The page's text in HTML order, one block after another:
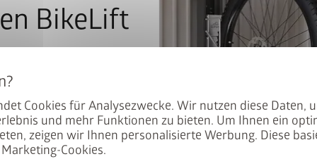
Cookies für Analysezwecke. Wir nutzen diese Daten,
und mehr Funktionen zu bieten. Um Ihnen ein
zeigen wir Ihnen personalisierte Werbung. Diese
Cookies.
local_shipping
Das Seitenwandelement
bringt noch mehr
den Garten (Fensteröffnung:
Dieses Fensterelement ist
BikeLift
dem Preis: Der BikeLift
Biohort Gerätehauses